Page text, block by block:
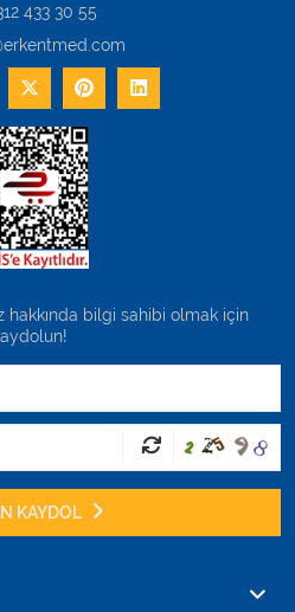
433 30 55
hakkında bilgi sahibi olmak için
KAYDOL